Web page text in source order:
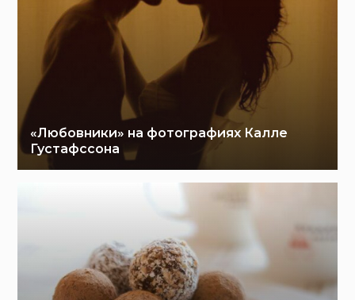
«Любовники» на фотографиях Калле
Густафссона